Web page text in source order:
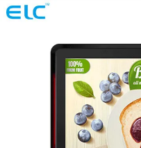
HOGAR
PRODUCTOS
Electron
Technology
Co.,